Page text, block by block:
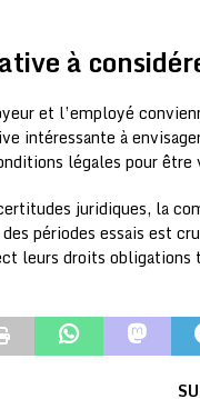
à
et l’employé
intéressante à
légales pour être
juridiques, la
périodes essais est
leurs droits